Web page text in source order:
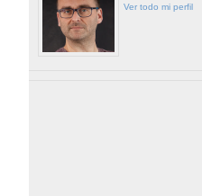
Ver todo mi perfil